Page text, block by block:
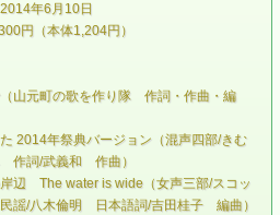
年6月10日
円（本体1,204円）
山元町の歌を作り隊 作詞・作曲・編
2014年祭典バージョン（混声四部/きむ
作詞/武義和 作曲）
辺 The water is wide（女声三部/スコッ
民謡/八木倫明 日本語詞/吉田桂子 編曲）